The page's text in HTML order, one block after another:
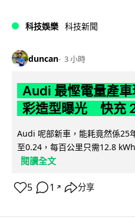
科技娛樂 科技新聞
duncan 3 小時
Audi 最慳電量產
彩造型曝光 快充
Audi 呢部新車，能耗竟然係25
至0.24，每百公里只需12.8
閱讀全文
5 1 ↗ 分享